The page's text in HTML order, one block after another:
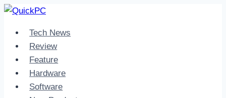
Skip
contentTech News
Review
Feature
Hardware
Software